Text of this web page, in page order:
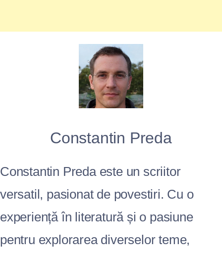
Constantin Preda
Constantin Preda este un scriitor
versatil, pasionat de povestiri. Cu o
experiență în literatură și o pasiune
pentru explorarea diverselor teme,